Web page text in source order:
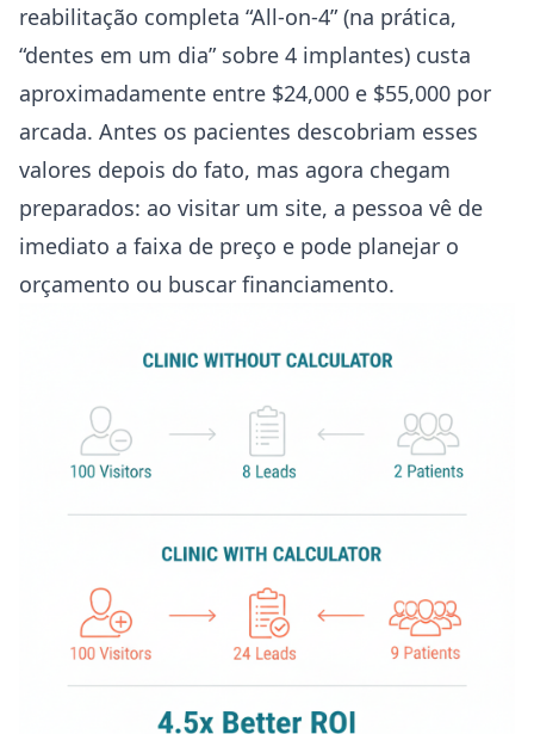
reabilitação completa “All-on-4” (na prática,
“dentes em um dia” sobre 4 implantes) custa
aproximadamente entre $24,000 e $55,000 por
arcada. Antes os pacientes descobriam esses
valores depois do fato, mas agora chegam
preparados: ao visitar um site, a pessoa vê de
imediato a faixa de preço e pode planejar o
orçamento ou buscar financiamento.